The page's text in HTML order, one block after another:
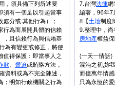
，須具備下列所述要
須有一個足以引起當事
分或 其他行為）；
行為而展開具體的信賴
，且信賴行為與信賴基
為有變更或修正，將使
值得保護：即當事人之
欺、 脅迫或賄賂方法，
資料或為不完全陳述，
；明知行政機關之行為
7.台灣法律網
編著，96年7
8【土地制度
9.整理中，尚
房地產權益
(一天一情話)
混沌之初,妳
而億萬年情
只為永恆的